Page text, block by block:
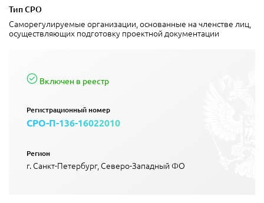
Тип СРО
Саморегулируемые организации, основанные на членстве лиц,
осуществляющих подготовку проектной документации
Включен в реестр
Регистрационный номер
СРО-П-136-16022010
Регион
г. Санкт-Петербург, Северо-Западный ФО